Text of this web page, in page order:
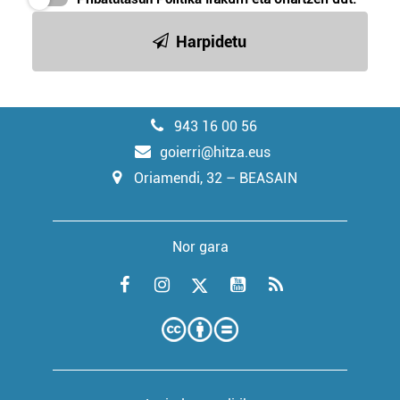
Harpidetu
943 16 00 56
goierri@hitza.eus
Oriamendi, 32 – BEASAIN
Nor gara